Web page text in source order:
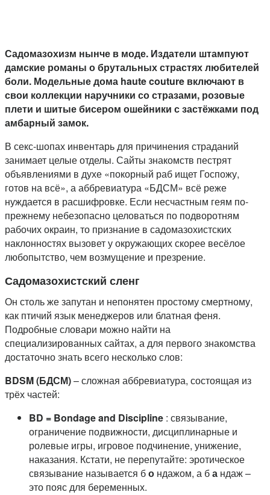
Садомазохизм нынче в моде. Издатели штампуют
дамские романы о брутальных страстях любителей
боли. Модельные дома haute couture включают в
свои коллекции наручники со стразами, розовые
плети и шитые бисером ошейники с застёжками под
амбарный замок.
В секс-шопах инвентарь для причинения страданий
занимает целые отделы. Сайты знакомств пестрят
объявлениями в духе «покорный раб ищет Госпожу,
готов на всё», а аббревиатура «БДСМ» всё реже
нуждается в расшифровке. Если несчастным геям по-
прежнему небезопасно целоваться по подворотням
рабочих окраин, то признание в садомазохистских
наклонностях вызовет у окружающих скорее весёлое
любопытство, чем возмущение и презрение.
Садомазохистский сленг
Он столь же запутан и непонятен простому смертному,
как птичий язык менеджеров или блатная феня.
Подробные словари можно найти на
специализированных сайтах, а для первого знакомства
достаточно знать всего несколько слов:
BDSM (БДСМ)– сложная аббревиатура, состоящая из
трёх частей:
BD = Bondage and Discipline : связывание,
ограничение подвижности, дисциплинарные и
ролевые игры, игровое подчинение, унижение,
наказания. Кстати, не перепутайте: эротическое
связывание называется бо ндажом, а ба ндаж –
это пояс для беременных.